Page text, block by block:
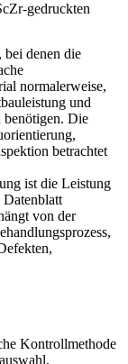
gedruckten
denen die
normalerweise,
und
benötigen. Die
betrachtet
ist die Leistung
von der
Kontrollmethode